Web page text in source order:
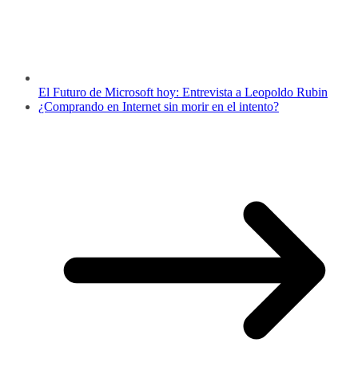
El Futuro de Microsoft hoy: Entrevista a Leopoldo Rubin
¿Comprando en Internet sin morir en el intento?